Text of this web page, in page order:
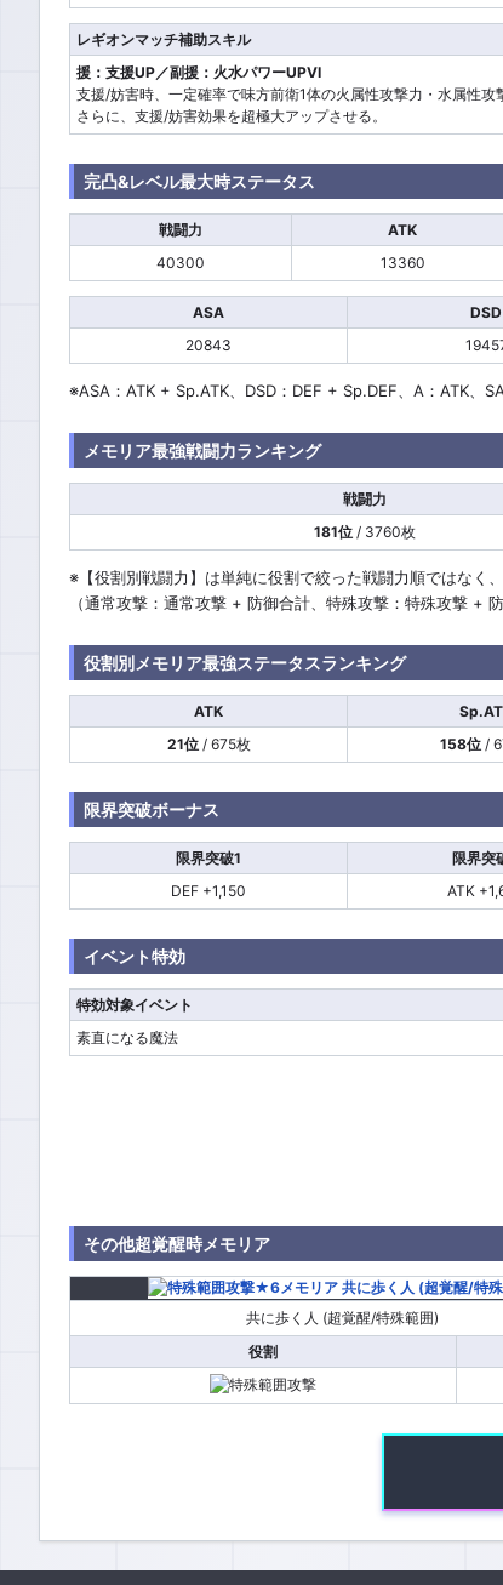
レギオンマッチ補助スキル
援：支援UP／副援：火水パワーUPVI
支援/妨害時、一定確率で味方前衛1体の火属性攻撃力・水属性攻
さらに、支援/妨害効果を超極大アップさせる。
完凸&レベル最大時ステータス
戦闘力 ATK
40300
13360
ASA DSD
20843
※ASA：ATK + Sp.ATK、DSD：DEF + Sp.DEF、A：ATK、
メモリア最強戦闘力ランキング
戦闘力
181位 / 3760枚
※【役割別戦闘力】は単純に役割で絞った戦闘力順ではなく
（通常攻撃：通常攻撃 + 防御合計、特殊攻撃：特殊攻撃 +
役割別メモリア最強ステータスランキング
ATK
21位/ 675枚 158位/
限界突破ボーナス
限界突破1 限界突
DEF +1,150
ATK
イベント特効
特効対象イベント
素直になる魔法
その他超覚醒時メモリア
共に歩く人 (超覚醒/特殊範囲)
役割